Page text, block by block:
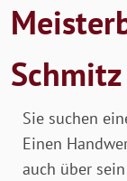
Schmitz
Sie suchen
Einen
auch über